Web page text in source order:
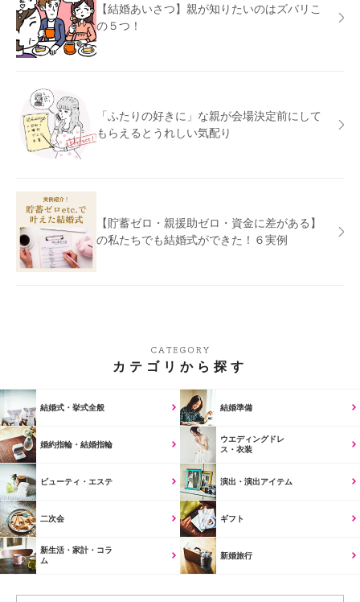
【結婚あいさつ】親が知りたいのはズバリこ
の５つ！
「ふたりの好きに」な親が会場決定前にして
もらえるとうれしい気配り
【貯蓄ゼロ・親援助ゼロ・資金に差がある】
の私たちでも結婚式ができた！６実例
カテゴリから探す
結婚式・挙式全般 結婚準備
婚約指輪・結婚指輪
ウエディングドレ
ス・衣装
ビューティ・エステ 演出・演出アイテム
二次会 ギフト
新生活・家計・コラ
ム
新婚旅行